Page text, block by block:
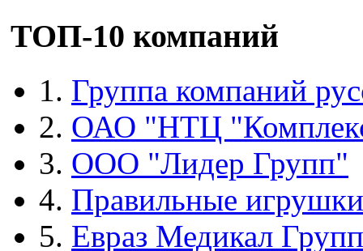
ТОП-10 компаний
1. Группа компаний
2. ОАО "НТЦ
3. ООО "Лидер Групп"
4. Правильные игрушки
5. Евраз Медикал Групп